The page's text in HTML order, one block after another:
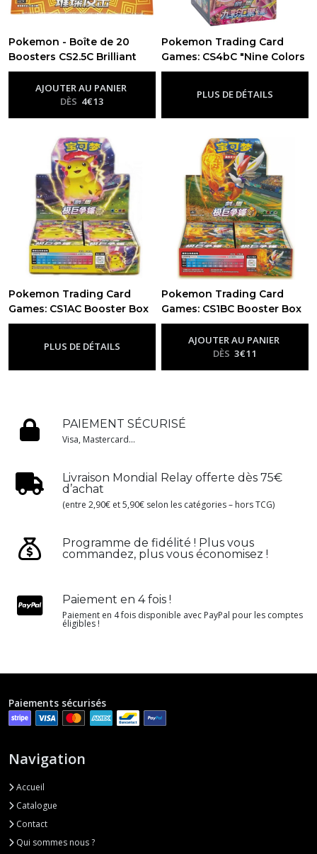
Pokemon - Boîte de 20
Boosters CS2.5C Brilliant
Counterattack - CN-Chinois
AJOUTER AU PANIER
DÈS 4€13
Pokemon Trading Card
Games: CS4bC "Nine Colors
Gathering" Booster box CN
PLUS DE DÉTAILS
Pokemon Trading Card
Games: CS1AC Booster Box
Simplified CN "Lei" Set
PLUS DE DÉTAILS
Pokemon Trading Card
Games: CS1BC Booster Box
Simplified CN "Yan" Set
ChinoisAJOUTER AU PANIER
DÈS 3€11
PAIEMENT SÉCURISÉ
Visa, Mastercard...
Livraison Mondial Relay offerte dès 75€
d’achat
(entre 2,90€ et 5,90€ selon les catégories – hors TCG)
Programme de fidélité ! Plus vous
commandez, plus vous économisez !
Paiement en 4 fois !
Paiement en 4 fois disponible avec PayPal pour les comptes
éligibles !
Paiements sécurisés
Navigation
Accueil
Catalogue
Contact
Qui sommes nous ?